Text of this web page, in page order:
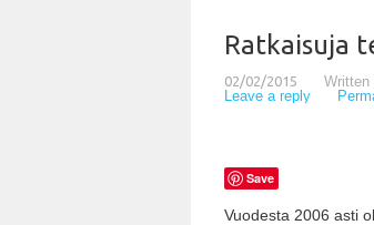
Ratkaisuja
02/02/2015 Written
Leave a reply
Save
Vuodesta 2006 asti